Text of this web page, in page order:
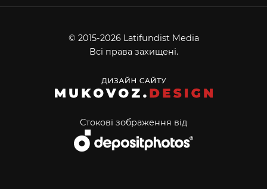
© 2015-2026 Latifundist Media
Всі права захищені.
Стокові зображення від